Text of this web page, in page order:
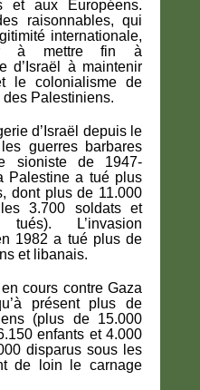
et aux Européens.
raisonnables, qui
internationale,
à mettre fin à
d’Israël à maintenir
le colonialisme de
Palestiniens.
d’Israël depuis le
guerres barbares
sioniste de 1947-
Palestine a tué plus
dont plus de 11.000
3.700 soldats et
L’invasion
1982 a tué plus de
et libanais.
cours contre Gaza
présent plus de
(plus de 15.000
enfants et 4.000
disparus sous les
de loin le carnage